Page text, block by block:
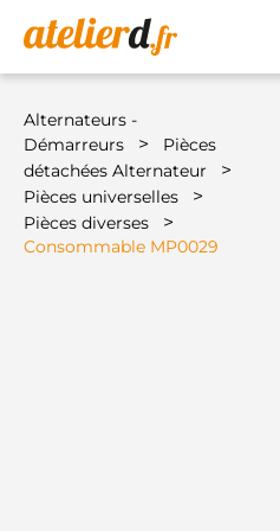
Alternateurs -
Démarreurs
>
Pièces
détachées Alternateur
>
Pièces universelles >
Pièces diverses >
Consommable MP0029